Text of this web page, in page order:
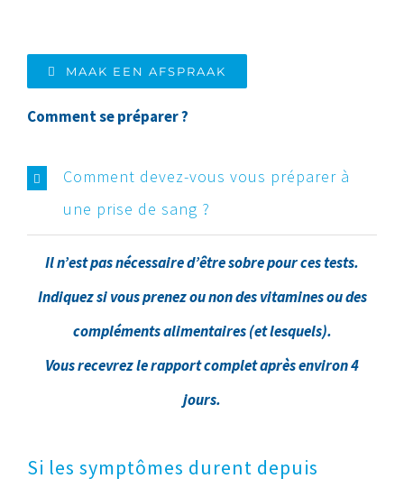
MAAK EEN AFSPRAAK
Comment se préparer ?
Comment devez-vous vous préparer à
une prise de sang ?
Il n’est pas nécessaire d’être sobre pour ces tests.
Indiquez si vous prenez ou non des vitamines ou des
compléments alimentaires (et lesquels).
Vous recevrez le rapport complet après environ 4
jours.
Si les symptômes durent depuis